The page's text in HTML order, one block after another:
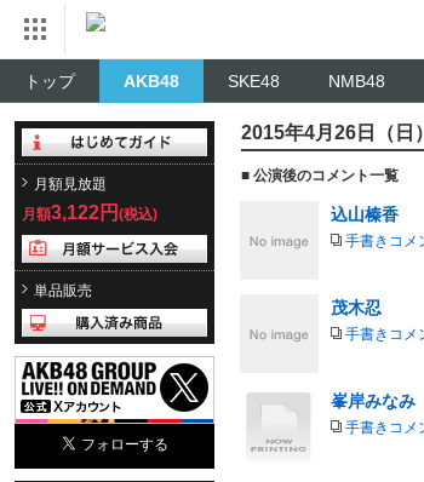
トップ AKB48 SKE48 NMB48
月額見放題
月額3,122円 (税込)
単品販売
2015年4月26日（日
■ 公演後のコメント一覧
込山榛香
手書きコメ
茂木忍
手書きコメ
峯岸みなみ
手書きコメ